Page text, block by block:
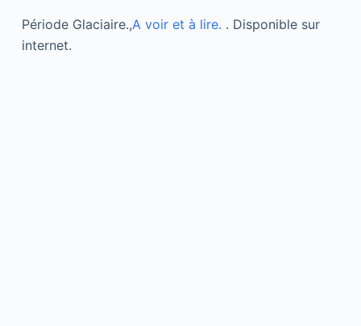
Période Glaciaire.,A voir et à lire. . Disponible sur
internet.